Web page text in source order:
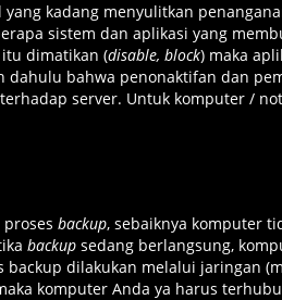
yang kadang menyulitkan
sistem dan aplikasi yang
itu dimatikan (disable, block) maka
dahulu bahwa penonaktifan dan
server. Untuk komputer /
backup, sebaiknya komputer
backup sedang berlangsung,
backup dilakukan melalui jaringan
komputer Anda ya harus